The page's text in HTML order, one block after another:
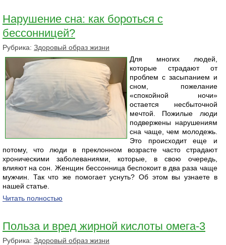
Нарушение сна: как бороться с
бессонницей?
Рубрика: Здоровый образ жизни
Для многих людей,
которые страдают от
проблем с засыпанием и
сном, пожелание
«спокойной ночи»
остается несбыточной
мечтой. Пожилые люди
подвержены нарушениям
сна чаще, чем молодежь.
Это происходит еще и
потому, что люди в преклонном возрасте часто страдают
хроническими заболеваниями, которые, в свою очередь,
влияют на сон. Женщин бессонница беспокоит в два раза чаще
мужчин. Так что же помогает уснуть? Об этом вы узнаете в
нашей статье.
Читать полностью
Польза и вред жирной кислоты омега-3
Рубрика: Здоровый образ жизни